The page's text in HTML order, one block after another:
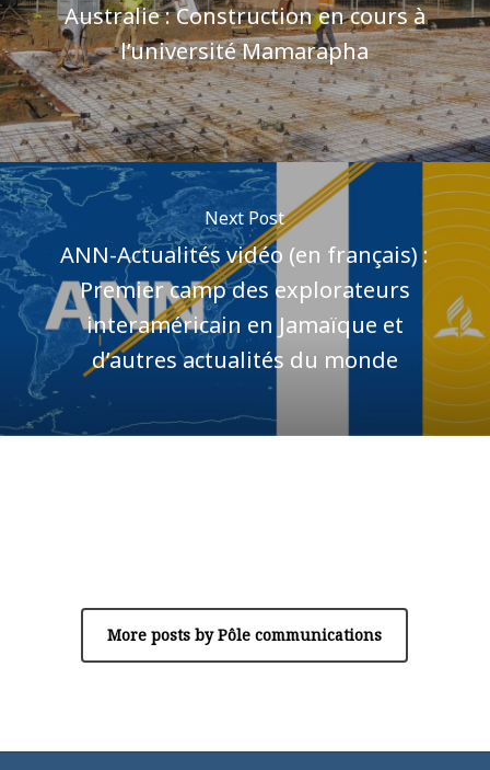
Australie : Construction en cours à
l’université Mamarapha
Next Post
ANN-Actualités vidéo (en français) :
Premier camp des explorateurs
interaméricain en Jamaïque et
d’autres actualités du monde
More posts by Pôle communications